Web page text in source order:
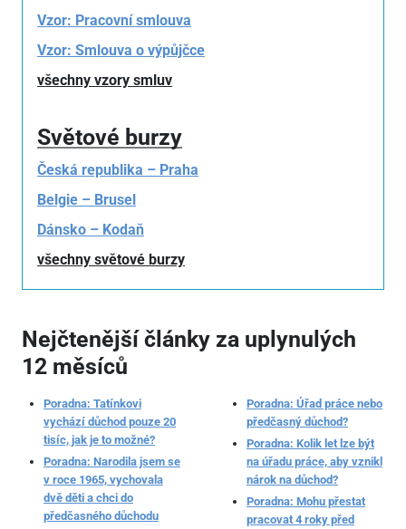
Vzor: Pracovní smlouva
Vzor: Smlouva o výpůjčce
všechny vzory smluv
Světové burzy
Česká republika – Praha
Belgie – Brusel
Dánsko – Kodaň
všechny světové burzy
Nejčtenější články za uplynulých
12 měsíců
Poradna: Tatínkovi
vychází důchod pouze 20
tisíc, jak je to možné?
Poradna: Narodila jsem se
v roce 1965, vychovala
dvě děti a chci do
předčasného důchodu
Poradna: Úřad práce nebo
předčasný důchod?
Poradna: Kolik let lze být
na úřadu práce, aby vznikl
nárok na důchod?
Poradna: Mohu přestat
pracovat 4 roky před